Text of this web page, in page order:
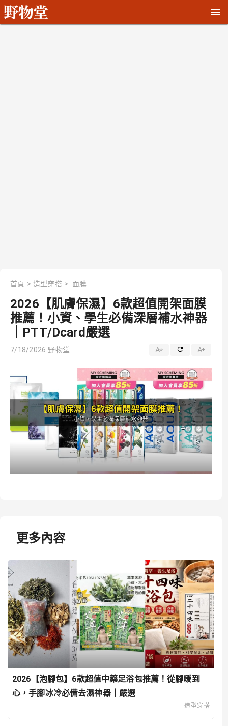
首頁 > 造型穿搭 > 面膜
2026【肌膚保濕】6款超值開架面膜
推薦！小資、學生必備深層補水神器
｜PTT/Dcard嚴選
7/18/2026 野物堂
更多內容
2026【泡腳包】6款超值中藥足浴包推薦！從腳暖到
心，手腳冰冷必備去濕神器｜嚴選
造型穿搭